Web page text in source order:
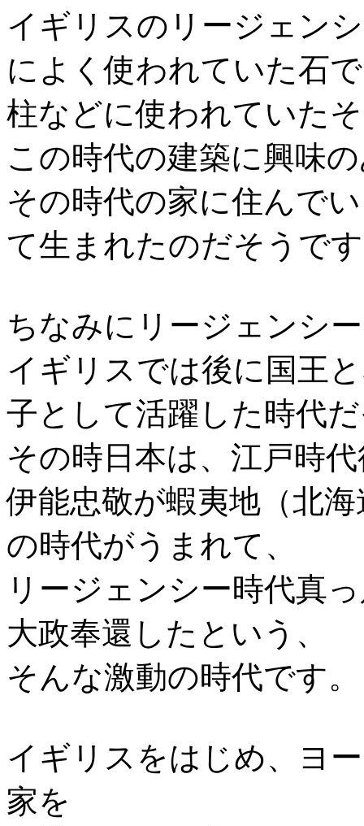
イギリスのリージェン
によく使われていた石
柱などに使われていた
この時代の建築に興味
その時代の家に住んで
て生まれたのだそうで
ちなみにリージェンシ
イギリスでは後に国王
子として活躍した時代
その時日本は、江戸時
伊能忠敬が蝦夷地（北
の時代がうまれて、
リージェンシー時代真
大政奉還したという、
そんな激動の時代です。
イギリスをはじめ、ヨ
家を